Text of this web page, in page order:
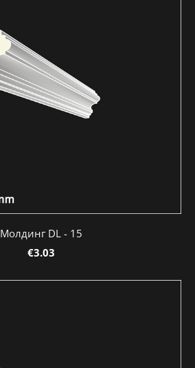
Молдинг DL - 15
€3.03